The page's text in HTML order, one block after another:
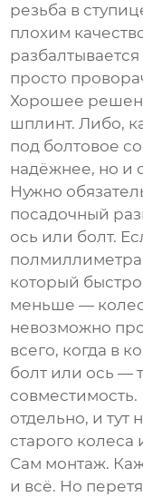
резьба в
плохим
просто
Хорошее
шплинт. Либо,
под болтовое
надёжнее, но и
Нужно
посадочный
ось или болт.
который быстро
меньше —
невозможно
всего, когда в
болт или ось —
совместимость.
отдельно, и тут
старого
Сам монтаж.
и всё. Но